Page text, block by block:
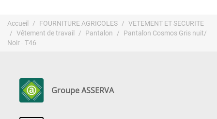
Accueil FOURNITURE AGRICOLES
VETEMENT ET SECURITE
Vêtement de travail
Pantalon
Pantalon Cosmos Gris nuit/
Noir - T46
Groupe ASSERVA